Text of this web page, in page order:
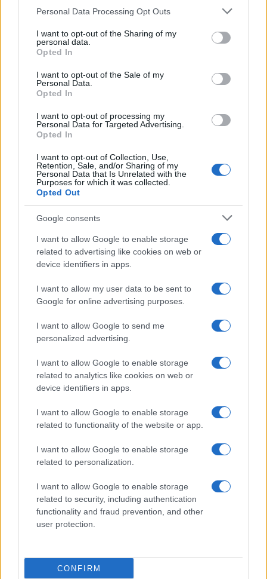
Please note that this website/app uses one or more Google
not limited to your visit or usage behaviour. You may click to
grant or deny consent to Google and its third-party tags to
use your data for below specified purposes in below Google
consent section.
Personal Data Processing Opt Outs
I want to opt-out of the Sharing of my
personal data.
Opted In
I want to opt-out of the Sale of my
Personal Data.
Opted In
I want to opt-out of processing my
Personal Data for Targeted Advertising.
Opted In
I want to opt-out of Collection, Use,
Retention, Sale, and/or Sharing of my
Personal Data that Is Unrelated with the
Purposes for which it was collected.
Opted Out
Google consents
I want to allow Google to enable storage
related to advertising like cookies on web or
device identifiers in apps.
I want to allow my user data to be sent to
Google for online advertising purposes.
I want to allow Google to send me
personalized advertising.
I want to allow Google to enable storage
related to analytics like cookies on web or
device identifiers in apps.
I want to allow Google to enable storage
related to functionality of the website or app.
I want to allow Google to enable storage
related to personalization.
I want to allow Google to enable storage
related to security, including authentication
functionality and fraud prevention, and other
user protection.
CONFIRM
Redazione di style24
aviator tra le star
Cristian Castiglioni · 5 Ago 2026